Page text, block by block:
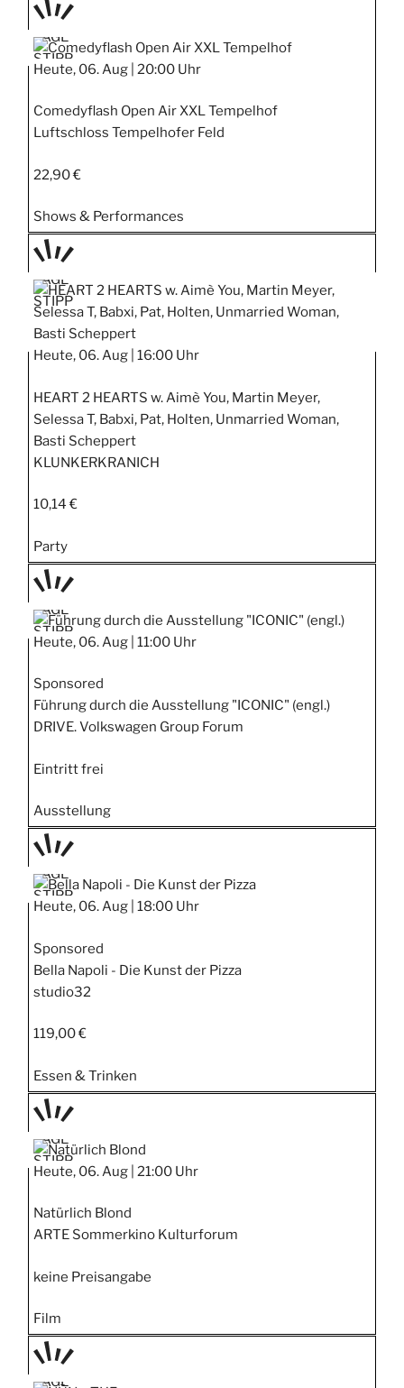
TAGE
STIPP
Heute, 06. Aug | 20:00 Uhr
Comedyflash Open Air XXL Tempelhof
Luftschloss Tempelhofer Feld
22,90 €
Shows & Performances
TAGE
STIPP
Heute, 06. Aug | 16:00 Uhr
HEART 2 HEARTS w. Aimè You, Martin Meyer,
Selessa T, Babxi, Pat, Holten, Unmarried Woman,
Basti Scheppert
KLUNKERKRANICH
10,14 €
Party
TAGE
STIPP
Heute, 06. Aug | 11:00 Uhr
Sponsored
Führung durch die Ausstellung "ICONIC" (engl.)
DRIVE. Volkswagen Group Forum
Eintritt frei
Ausstellung
TAGE
STIPP
Heute, 06. Aug | 18:00 Uhr
Sponsored
Bella Napoli - Die Kunst der Pizza
studio32
119,00 €
Essen & Trinken
TAGE
STIPP
Heute, 06. Aug | 21:00 Uhr
Natürlich Blond
ARTE Sommerkino Kulturforum
keine Preisangabe
Film
TAGE